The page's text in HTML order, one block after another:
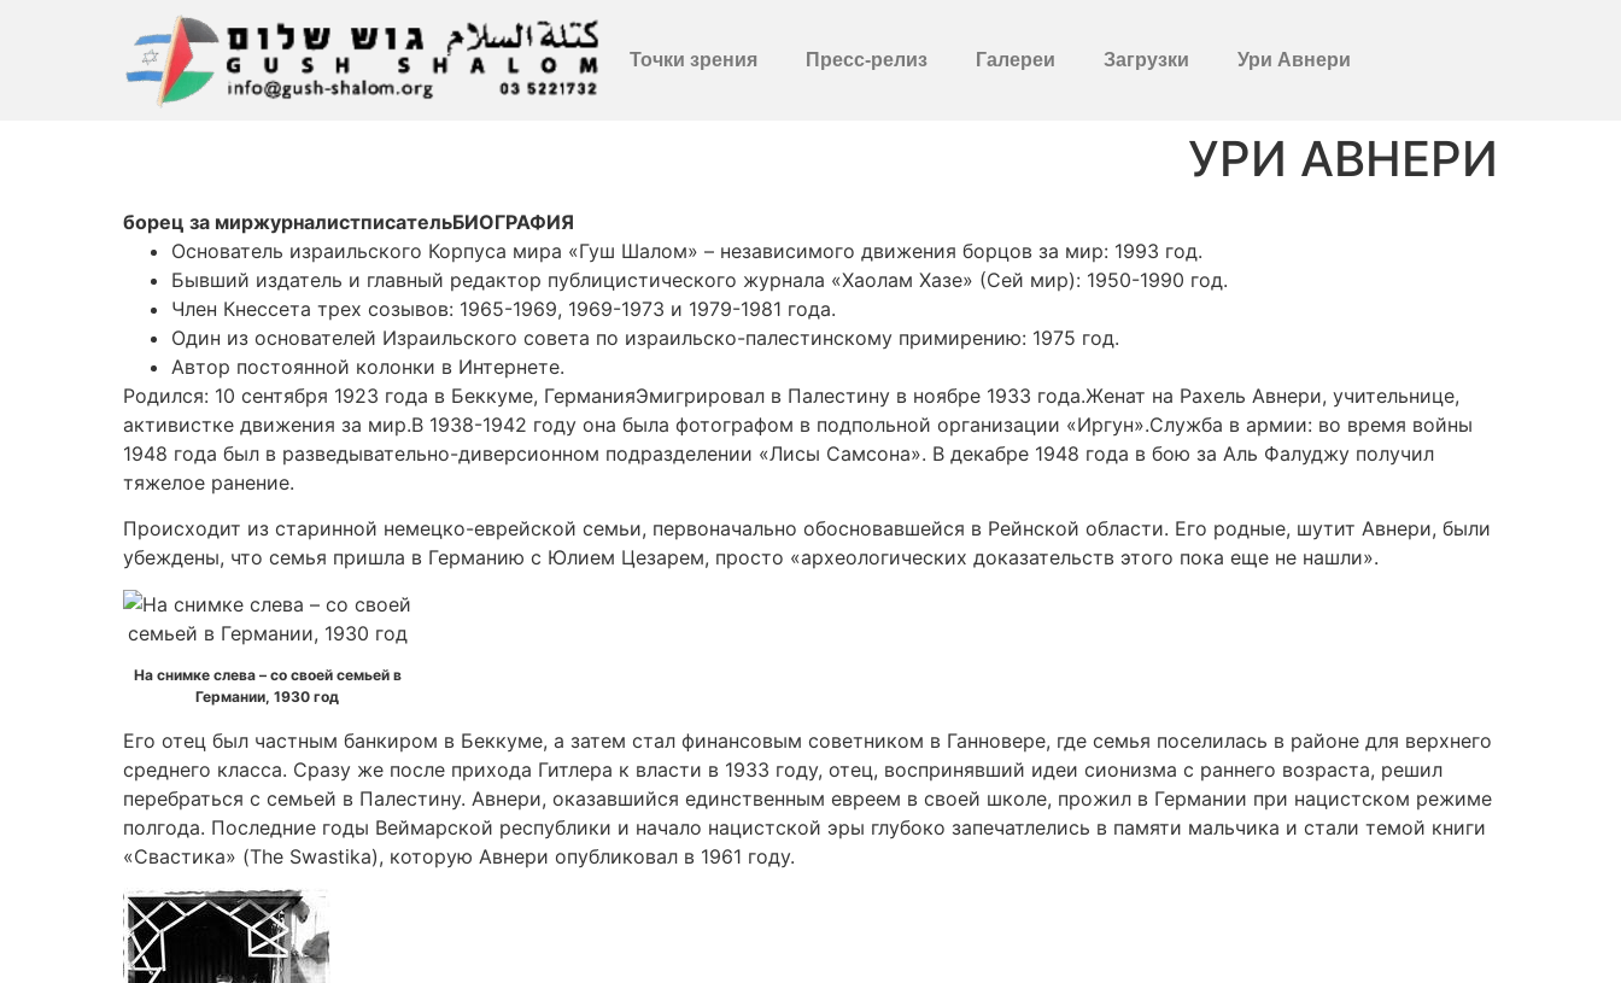
Ури Авнери
Загрузки
Галереи
Пресс-релиз
Точки зрения
УРИ АВНЕРИ
борец за миржурналистписательБИОГРАФИЯ
Основатель израильского Корпуса мира «Гуш Шалом» – независимого движения борцов за мир: 1993 год.
Бывший издатель и главный редактор публицистического журнала «Хаолам Хазе» (Сей мир): 1950-1990 год.
Член Кнессета трех созывов: 1965-1969, 1969-1973 и 1979-1981 года.
Один из основателей Израильского совета по израильско-палестинскому примирению: 1975 год.
Автор постоянной колонки в Интернете.
Родился: 10 сентября 1923 года в Беккуме, ГерманияЭмигрировал в Палестину в ноябре 1933 года.Женат на Рахель Авнери, учительнице,
активистке движения за мир.В 1938-1942 году она была фотографом в подпольной организации «Иргун».Служба в армии: во время войны
1948 года был в разведывательно-диверсионном подразделении «Лисы Самсона». В декабре 1948 года в бою за Аль Фалуджу получил
тяжелое ранение.
Происходит из старинной немецко-еврейской семьи, первоначально обосновавшейся в Рейнской области. Его родные, шутит Авнери, были
убеждены, что семья пришла в Германию с Юлием Цезарем, просто «археологических доказательств этого пока еще не нашли».
На снимке слева – со своей семьей в
Германии, 1930 год
Его отец был частным банкиром в Беккуме, а затем стал финансовым советником в Ганновере, где семья поселилась в районе для верхнего
среднего класса. Сразу же после прихода Гитлера к власти в 1933 году, отец, воспринявший идеи сионизма с раннего возраста, решил
перебраться с семьей в Палестину. Авнери, оказавшийся единственным евреем в своей школе, прожил в Германии при нацистском режиме
полгода. Последние годы Веймарской республики и начало нацистской эры глубоко запечатлелись в памяти мальчика и стали темой книги
«Свастика» (The Swastika), которую Авнери опубликовал в 1961 году.